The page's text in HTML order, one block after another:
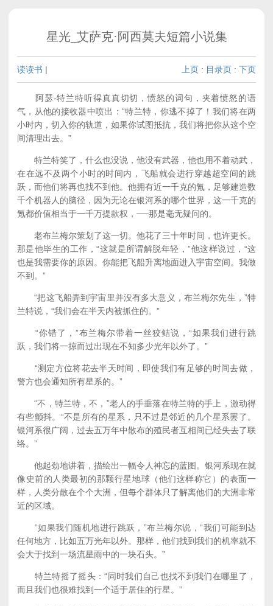
星光_艾萨克·阿西莫夫短篇小说集
读读书 | 上页 : 目录页 : 下页
阿瑟-特兰特听得真真切切，愤怒的词句，夹着愤怒的语
气，从他的接收器中喷出：“特兰特，你逃不掉了！我们将在两
小时内，切入你的轨道，如果你试图抵抗，我们将把你从这个空
间清理出去。”
特兰特笑了，什么也没说，他没有武器，他也用不着动武，
在在远不及两个小时的时间内，飞船就会进行穿越超空间的跳
跃，而他们将再也找不到他。他拥有近一千克的氪，足够建造数
千个机器人的脑径，因为无论在银河系的哪个世界，这一千克的
氪都价值相当于一千万提款权，──那是毫无疑问的。
老布兰梅尔策划了这一切。他花了三十年时间，也许更长。
那是他毕生的工作，“这就是所谓解脱年轻，”他这样说过，“这
也是我需要你的原因。你能把飞船升离地面进入宇宙空间。我做
不到。”
“把这飞船弄到宇宙里并没有多大意义，布兰梅尔先生，”特
兰特说，“我们会在半天内被抓住的。”
“你错了，”布兰梅尔带着一丝狡鲒说，“如果我们进行跳
跃，我们将一掠而过出现在不知多少光年以外了。”
“测定方位将花去半天时间，即使我们有足够的时间去做，
警方也会通知所有星系的。”
“不，特兰特，不，”老人的手垂落在特兰特的手上，激动得
有些颤抖。“不是所有的星系，只不过是邻近的几个星系罢了。
银河系很广阔，过去五万年中散布的殖民者互相间已经失去了联
络。”
他起劲地讲着，描绘出一幅令人神忘的蓝图。银河系现在就
像史前的人类最初的那颗行星地球（他们这样称它）的表面一
样，人类分散在个个大洲，但每个群体只了解离他们的大洲非常
近的区域。
“如果我们随机地进行跳跃，”布兰梅尔说，“我们可能到达
任何地方，比如五万光年以外。那样，他们找到我们的机率就不
会大于找到一场流星雨中的一块石头。”
特兰特摇了摇头：“同时我们自己也找不到我们在哪里了，
而且我们也很难找到一个适于居住的行星。”